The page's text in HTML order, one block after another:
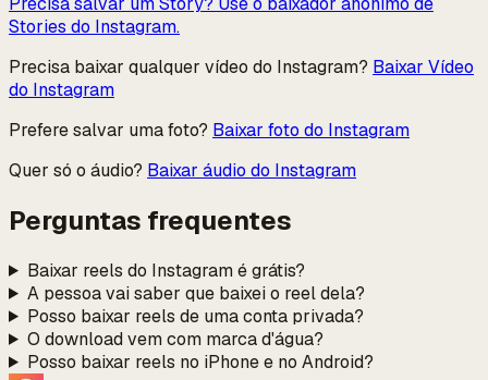
Stories do Instagram.
Precisa baixar qualquer vídeo do Instagram? Baixar Vídeo
do Instagram
Prefere salvar uma foto? Baixar foto do Instagram
Quer só o áudio? Baixar áudio do Instagram
Perguntas frequentes
Baixar reels do Instagram é grátis?
A pessoa vai saber que baixei o reel dela?
Posso baixar reels de uma conta privada?
O download vem com marca d'água?
Posso baixar reels no iPhone e no Android?